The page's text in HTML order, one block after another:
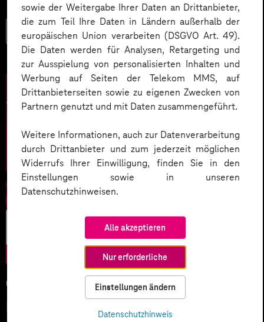
sowie der Weitergabe Ihrer Daten an Drittanbieter,
die zum Teil Ihre Daten in Ländern außerhalb der
europäischen Union verarbeiten (DSGVO Art. 49).
Die Daten werden für Analysen, Retargeting und
zur Ausspielung von personalisierten Inhalten und
Werbung auf Seiten der Telekom MMS, auf
Drittanbieterseiten sowie zu eigenen Zwecken von
Partnern genutzt und mit Daten zusammengeführt.
Weitere Informationen, auch zur Datenverarbeitung
durch Drittanbieter und zum jederzeit möglichen
Widerrufs Ihrer Einwilligung, finden Sie in den
Einstellungen sowie in unseren
Datenschutzhinweisen.
Alle akzeptieren
Nur erforderliche
Einstellungen ändern
Datenschutzhinweis
Mehr lesen
05.02.2026
KI-Wettlauf 2026: Innovationen,